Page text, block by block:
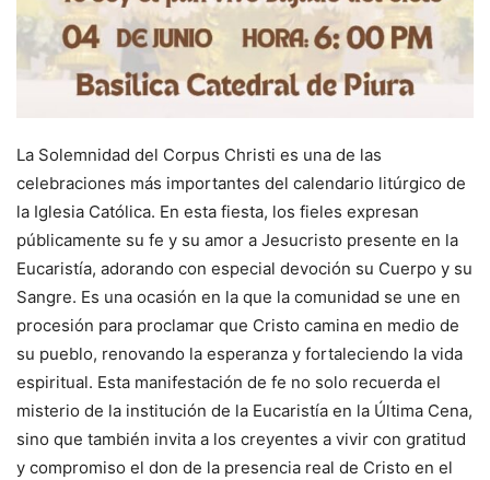
La Solemnidad del Corpus Christi es una de las
celebraciones más importantes del calendario litúrgico de
la Iglesia Católica. En esta fiesta, los fieles expresan
públicamente su fe y su amor a Jesucristo presente en la
Eucaristía, adorando con especial devoción su Cuerpo y su
Sangre. Es una ocasión en la que la comunidad se une en
procesión para proclamar que Cristo camina en medio de
su pueblo, renovando la esperanza y fortaleciendo la vida
espiritual. Esta manifestación de fe no solo recuerda el
misterio de la institución de la Eucaristía en la Última Cena,
sino que también invita a los creyentes a vivir con gratitud
y compromiso el don de la presencia real de Cristo en el